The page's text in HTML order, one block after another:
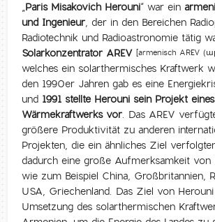
„Paris Misakovich Herouni“ war ein
und Ingenieur, der in den Bereichen
Radiotechnik und Radioastronomie tätig
Solarkonzentrator AREV [armenisch AREV
welches ein solarthermisches Kraftwerk
den 1990er Jahren gab es eine
und 1991 stellte Herouni sein Projekt eines
Wärmekraftwerks vor. Das AREV
größere Produktivität zu anderen
Projekten, die ein ähnliches Ziel
dadurch eine große Aufmerksamkeit von
wie zum Beispiel China, Großbritannien,
USA, Griechenland. Das Ziel von
Umsetzung des solarthermischen